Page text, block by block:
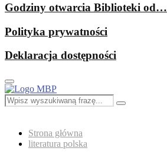
Godziny otwarcia Biblioteki od…
Polityka prywatności
Deklaracja dostępności
Primary
Menu
Search
for:
Search
Strona główna
literatura polska